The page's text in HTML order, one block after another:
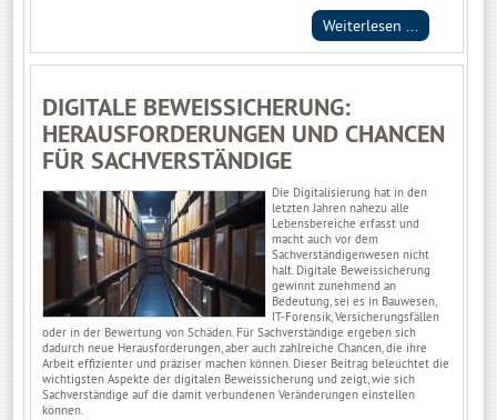
Weiterlesen ...
DIGITALE BEWEISSICHERUNG:
HERAUSFORDERUNGEN UND CHANCEN
FÜR SACHVERSTÄNDIGE
Die Digitalisierung hat in den
letzten Jahren nahezu alle
Lebensbereiche erfasst und
macht auch vor dem
Sachverständigenwesen nicht
halt. Digitale Beweissicherung
gewinnt zunehmend an
Bedeutung, sei es in Bauwesen,
IT-Forensik, Versicherungsfällen
oder in der Bewertung von Schäden. Für Sachverständige ergeben sich
dadurch neue Herausforderungen, aber auch zahlreiche Chancen, die ihre
Arbeit effizienter und präziser machen können. Dieser Beitrag beleuchtet die
wichtigsten Aspekte der digitalen Beweissicherung und zeigt, wie sich
Sachverständige auf die damit verbundenen Veränderungen einstellen
können.